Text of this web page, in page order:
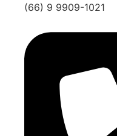
(66) 9 9909-1021